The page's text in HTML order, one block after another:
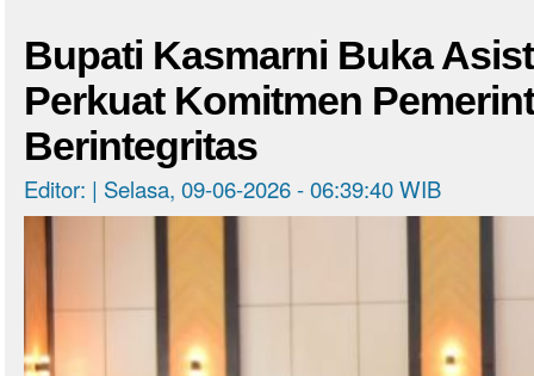
Bupati Kasmarni Buka
Perkuat Komitmen
Berintegritas
Editor: | Selasa, 09-06-2026 - 06:39:40 WIB